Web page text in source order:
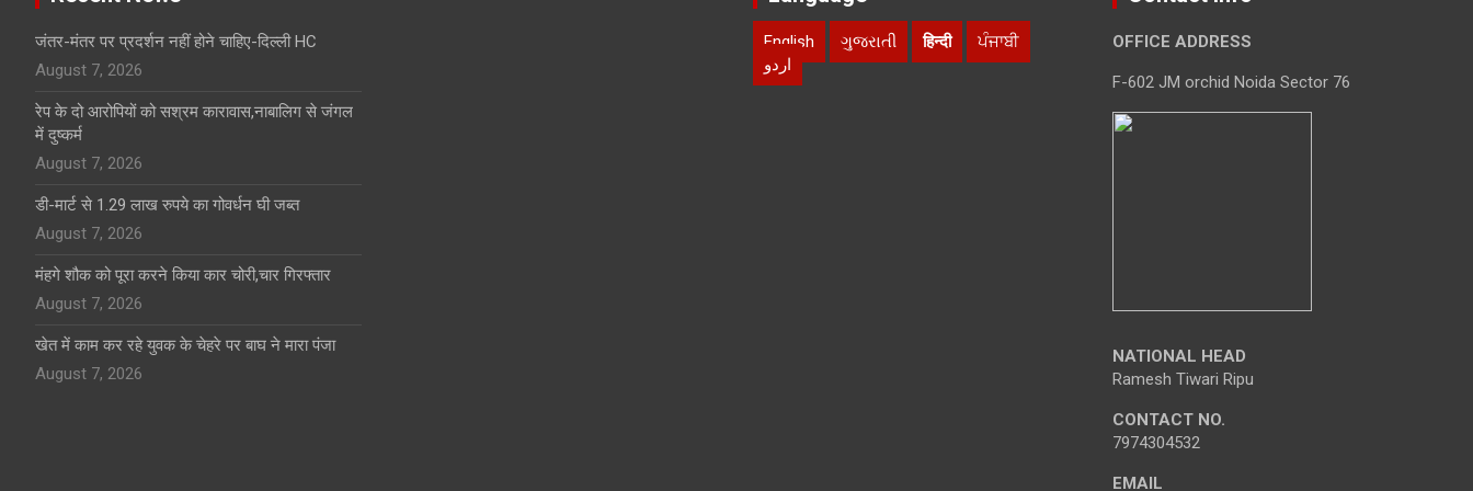
जंतर-मंतर पर प्रदर्शन नहीं होने चाहिए-दिल्ली HC
August 7, 2026
रेप के दो आरोपियों को सश्रम कारावास,नाबालिग से जंगल
में दुष्कर्म
August 7, 2026
डी-मार्ट से 1.29 लाख रुपये का गोवर्धन घी जब्त
August 7, 2026
मंहगे शौक को पूरा करने किया कार चोरी,चार गिरफ्तार
August 7, 2026
खेत में काम कर रहे युवक के चेहरे पर बाघ ने मारा पंजा
August 7, 2026
English ગુજરાતી हिन्दी
ਪੰਜਾਬੀ
اردو
OFFICE ADDRESS
F-602 JM orchid Noida Sector 76
NATIONAL HEAD
Ramesh Tiwari Ripu
CONTACT NO.
7974304532
EMAIL